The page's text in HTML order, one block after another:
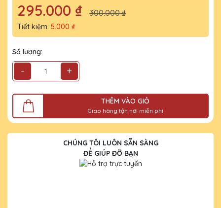
295.000 ₫ 300.000 ₫
Tiết kiệm: 5.000 ₫
Số lượng:
- +
THÊM VÀO GIỎ
Giao hàng tận nơi miễn phí
CHÚNG TÔI LUÔN SẴN SÀNG
ĐỂ GIÚP ĐỠ BẠN